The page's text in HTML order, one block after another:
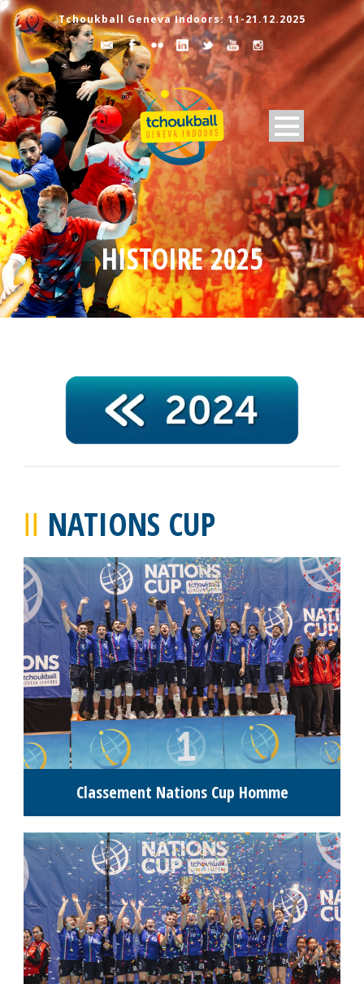
Tchoukball Geneva Indoors: 11-21.12.2025
HISTOIRE 2025
NATIONS CUP
Classement Nations Cup Homme